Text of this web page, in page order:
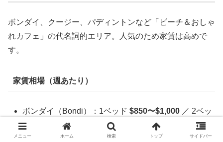
ボンダイ、クージー、パディントンなど「ビーチ＆おしゃ
れカフェ」の代名詞的エリア。人気のため家賃は高めで
す。
家賃相場（週あたり）
ボンダイ（Bondi）：1ベッド$850〜$1,000 ／ 2ベッ
ド
$1,200〜$1,600
メニュー ホーム 検索 トップ サイドバー